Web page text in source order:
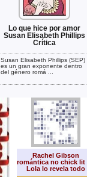
Lo que hice por amor
Susan Elisabeth Phillips
Crítica
Susan Elisabeth Phillips (SEP)
es un gran exponente dentro
del género romá ...
Rachel Gibson
romántica no chick lit
Lola lo revela todo